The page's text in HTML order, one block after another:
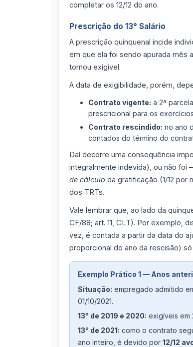
completar os 12/12 do ano.
Prescrição do 13° Salário
A prescrição quinquenal incide
em que ela foi sendo apurada mês
tornou exigível.
A data de exigibilidade, porém,
Contrato vigente: a 2ª
prescricional para os
Contrato rescindido: no ano
contados do término do
Daí decorre uma consequência
integralmente indevida), ou não foi
de cálculo da gratificação (1/12 por
dos TRTs.
Vale lembrar que, ao lado da
CF/88; art. 11, CLT). Por exemplo,
vez, é contada a partir da data do
proporcional do ano da rescisão)
Exemplo Prático 1 — Anos
Situação: empregado admitido
01/10/2021.
13° de 2019 e 2020: exigíveis em
13° de 2021: como o contrato
ano inteiro, é devido por 12/12